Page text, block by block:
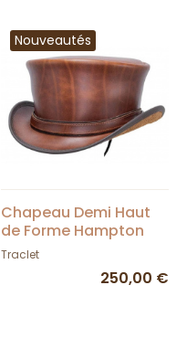
Nouveautés
Chapeau Demi Haut
de Forme Hampton
Cuir Camel -
Traclet
250,00 €